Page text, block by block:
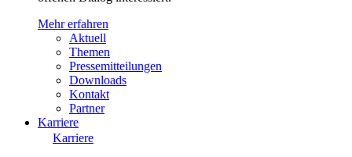
Mehr erfahren
Aktuell
Themen
Pressemitteilungen
Downloads
Kontakt
Partner
Karriere
Karriere